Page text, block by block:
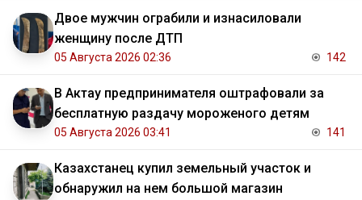
Двое мужчин ограбили и изнасиловали
женщину после ДТП
05 Августа 2026 02:36 142
В Актау предпринимателя оштрафовали за
бесплатную раздачу мороженого детям
05 Августа 2026 03:41 141
Казахстанец купил земельный участок и
обнаружил на нем большой магазин